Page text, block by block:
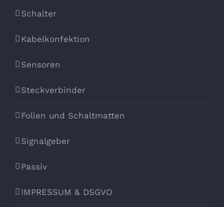
Schalter
Kabelkonfektion
Sensoren
Steckverbinder
Folien und Schaltmatten
Signalgeber
Passiv
IMPRESSUM & DSGVO